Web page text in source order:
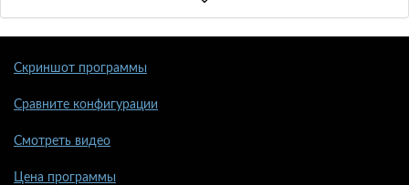
Скриншот программы
Сравните конфигурации
Смотреть видео
Цена программы